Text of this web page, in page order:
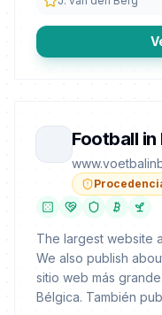
Football in
The largest website
We also publish
sitio web más
Bélgica. También